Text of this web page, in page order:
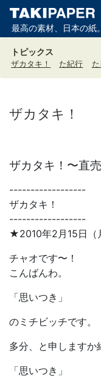
最高の素材、日本の紙。
トピックス
ザカタキ！ た紀行 た
ザカタキ！
ザカタキ！〜直
------------------
ザカタキ！
------------------
★2010年2月15日
チャオです〜！
こんばんわ。
「思いつき」
のミチビッチです。
多分、と申しますか
「思いつき」